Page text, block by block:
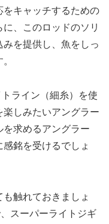
キャッチするための
、このロッドのソリ
を提供し、魚をしっ
ライン（細糸）を使
しみたいアングラー
求めるアングラー
銘を受けるでしょ
触れておきましょ
スーパーライトジギ